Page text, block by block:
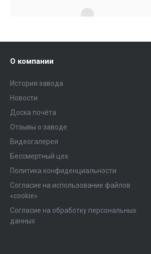
О компании
История завода
Новости
Доска почёта
Отзывы о заводе
Видеогалерея
Бессмертный цех
Политика конфиденциальности
Согласие на использование файлов
«cookie»
Согласие на обработку персональных
данных